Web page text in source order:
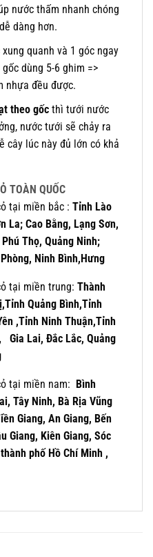
nước thấm nhanh chóng
dàng hơn.
quanh và 1 góc ngay
dùng 5-6 ghim =>
nhựa đều được.
theo gốcthì tưới nước
nước tưới sẽ chảy ra
cây lúc này đủ lớn có khả
TOÀN QUỐC
tại miền bắc : Tỉnh Lào
La; Cao Bằng, Lạng Sơn,
Thọ, Quảng Ninh;
Ninh Bình,Hưng
tại miền trung: Thành
Tỉnh Quảng Bình,Tỉnh
,Tỉnh Ninh Thuận,Tỉnh
Gia Lai, Đắc Lắc, Quảng
tại miền nam: Bình
Tây Ninh, Bà Rịa Vũng
Giang, An Giang, Bến
Giang, Kiên Giang, Sóc
phố Hồ Chí Minh ,